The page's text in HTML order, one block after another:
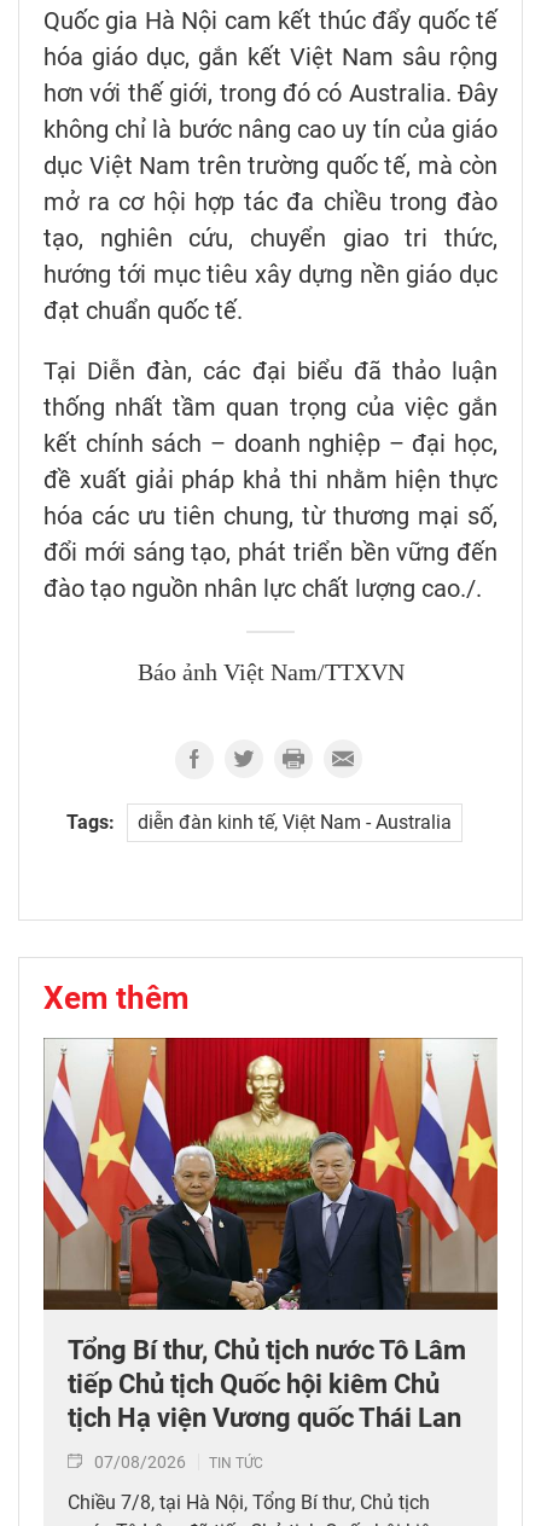
Quốc gia Hà Nội cam kết thúc đẩy quốc tế
hóa giáo dục, gắn kết Việt Nam sâu rộng
hơn với thế giới, trong đó có Australia. Đây
không chỉ là bước nâng cao uy tín của giáo
dục Việt Nam trên trường quốc tế, mà còn
mở ra cơ hội hợp tác đa chiều trong đào
tạo, nghiên cứu, chuyển giao tri thức,
hướng tới mục tiêu xây dựng nền giáo dục
đạt chuẩn quốc tế.
Tại Diễn đàn, các đại biểu đã thảo luận
thống nhất tầm quan trọng của việc gắn
kết chính sách – doanh nghiệp – đại học,
đề xuất giải pháp khả thi nhằm hiện thực
hóa các ưu tiên chung, từ thương mại số,
đổi mới sáng tạo, phát triển bền vững đến
đào tạo nguồn nhân lực chất lượng cao./.
Báo ảnh Việt Nam/TTXVN
Tags: diễn đàn kinh tế, Việt Nam - Australia
Xem thêm
Tổng Bí thư, Chủ tịch nước Tô Lâm
tiếp Chủ tịch Quốc hội kiêm Chủ
tịch Hạ viện Vương quốc Thái Lan
07/08/2026 TIN TỨC
Chiều 7/8, tại Hà Nội, Tổng Bí thư, Chủ tịch